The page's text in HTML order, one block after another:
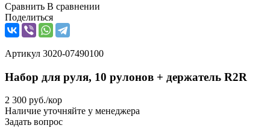
Сравнить В сравнении
Поделиться
Артикул 3020-07490100
Набор для руля, 10 рулонов + держатель R2R
2 300 руб./кор
Наличие уточняйте у менеджера
Задать вопрос